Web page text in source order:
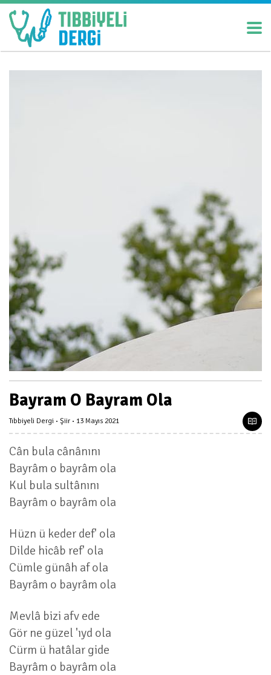
Bayram O Bayram Ola
Tıbbiyeli Dergi Şiir 13 Mayıs 2021
Cân bula cânânını
Bayrâm o bayrâm ola
Kul bula sultânını
Bayrâm o bayrâm ola
Hüzn ü keder def' ola
Dilde hicâb ref' ola
Cümle günâh af ola
Bayrâm o bayrâm ola
Mevlâ bizi afv ede
Gör ne güzel 'ıyd ola
Cürm ü hatâlar gide
Bayrâm o bayrâm ola